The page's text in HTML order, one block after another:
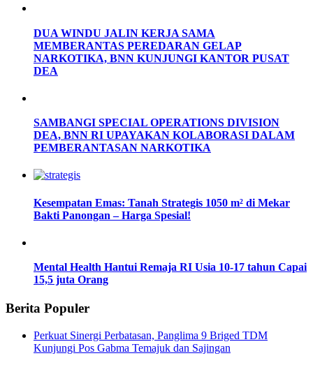
DUA WINDU JALIN KERJA SAMA
MEMBERANTAS PEREDARAN GELAP
NARKOTIKA, BNN KUNJUNGI KANTOR PUSAT
DEA
SAMBANGI SPECIAL OPERATIONS DIVISION
DEA, BNN RI UPAYAKAN KOLABORASI DALAM
PEMBERANTASAN NARKOTIKA
Kesempatan Emas: Tanah Strategis 1050 m² di Mekar
Bakti Panongan – Harga Spesial!
Mental Health Hantui Remaja RI Usia 10-17 tahun Capai
15,5 juta Orang
Berita Populer
Perkuat Sinergi Perbatasan, Panglima 9 Briged TDM
Kunjungi Pos Gabma Temajuk dan Sajingan